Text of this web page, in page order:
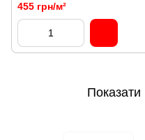
455 грн/м²
Показати